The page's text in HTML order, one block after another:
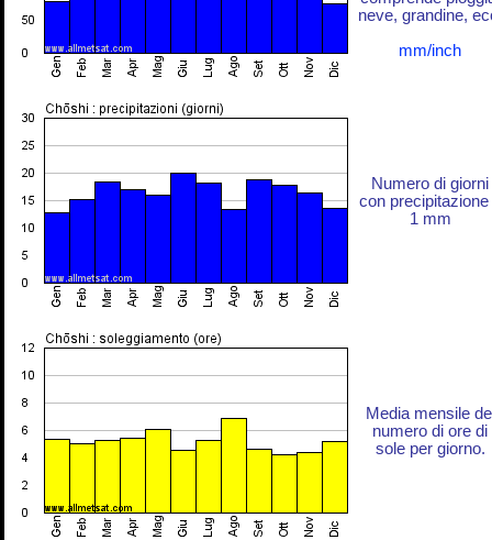
neve, grandine,
mm/inch
Numero di giorni
con precipitazione
1 mm
Media mensile
numero di ore di
sole per giorno.